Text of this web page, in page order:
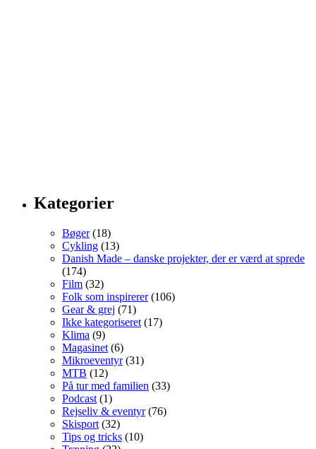
Kategorier
Bøger(18)
Cykling (13)
Danish Made – danske projekter, der er værd at sprede
(174)
Film (32)
Folk som inspirerer(106)
Gear & grej (71)
Ikke kategoriseret (17)
Klima (9)
Magasinet (6)
Mikroeventyr(31)
MTB (12)
På tur med familien (33)
Podcast (1)
Rejseliv & eventyr(76)
Skisport (32)
Tips og tricks (10)